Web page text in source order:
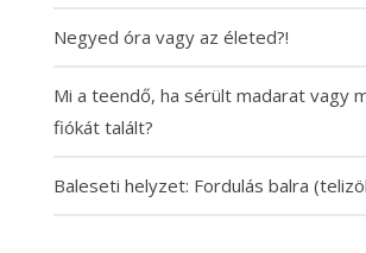
Negyed óra vagy az életed?!
Mi a teendő, ha sérült madarat vagy
fiókát talált?
Baleseti helyzet: Fordulás balra